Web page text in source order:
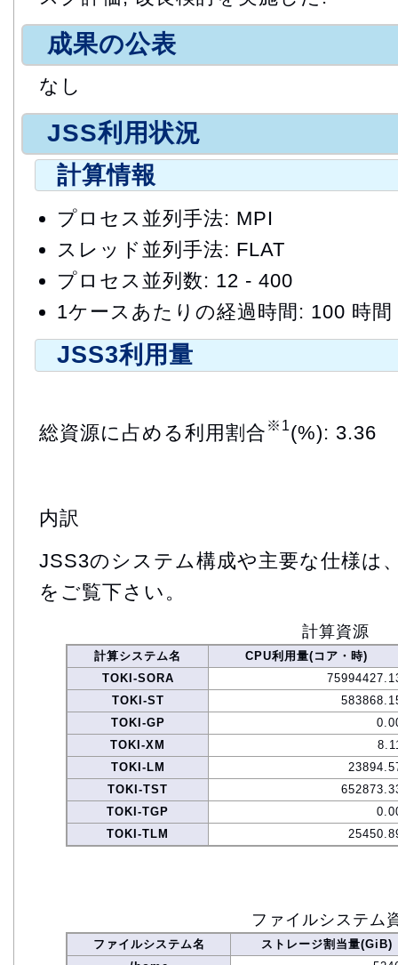
成果の公表
なし
JSS利用状況
計算情報
プロセス並列手法: MPI
スレッド並列手法: FLAT
プロセス並列数: 12 - 400
1ケースあたりの経過時間: 100 時間
JSS3利用量
総資源に占める利用割合 ※1(%): 3.36
内訳
JSS3のシステム構成や主要な仕様は
をご覧下さい。
計算資源
計算システム名
CPU利用量(コア・時)
TOKI-SORA
TOKI-ST
TOKI-GP
TOKI-XM
TOKI-LM
TOKI-TST
TOKI-TGP
TOKI-TLM
ファイルシステム
ファイルシステム名
ストレージ割当量(GiB)